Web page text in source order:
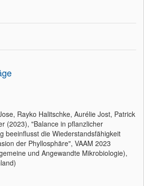
Rayko Halitschke, Aurélie Jost, Patrick
(2023), "Balance in pflanzlicher
beeinflusst die Wiederstandsfähigkeit
der Phyllosphäre", VAAM 2023
und Angewandte Mikrobiologie),